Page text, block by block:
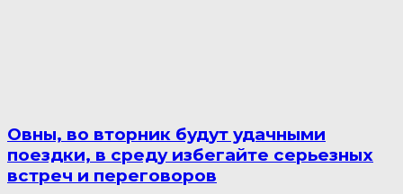
Овны, во вторник будут удачными
поездки, в среду избегайте серьезных
встреч и переговоров